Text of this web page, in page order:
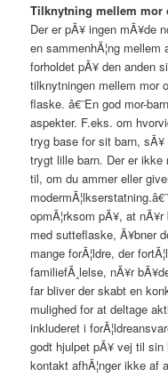
Tilknytning mellem mor
Der er pÃ¥ ingen mÃ¥de
en sammenhÃ¦ng
forholdet pÃ¥ den anden
tilknytningen mellem mor
flaske. â€¨En god mor-
aspekter. F.eks. om
tryg base for sit barn,
trygt lille barn. Der er ikke
til, om du ammer eller
opmÃ¦rksom pÃ¥, at
med sutteflaske, Ã¥bner
mange forÃ¦ldre, der
familiefÃ¸lelse, nÃ¥r
far bliver der skabt en
mulighed for at deltage
inkluderet i
godt hjulpet pÃ¥ vej til sin
kontakt afhÃ¦nger ikke af